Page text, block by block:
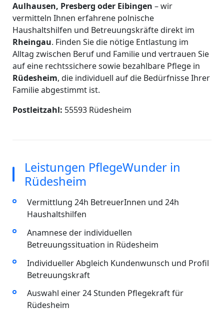
Aulhausen, Presberg oder Eibingen – wir
vermitteln Ihnen erfahrene polnische
Haushaltshilfen und Betreuungskräfte direkt im
Rheingau. Finden Sie die nötige Entlastung im
Alltag zwischen Beruf und Familie und vertrauen Sie
auf eine rechtssichere sowie bezahlbare Pflege in
Rüdesheim, die individuell auf die Bedürfnisse Ihrer
Familie abgestimmt ist.
Postleitzahl: 55593 Rüdesheim
Leistungen PflegeWunder in
Rüdesheim
Vermittlung 24h BetreuerInnen und 24h
Haushaltshilfen
Anamnese der individuellen
Betreuungssituation in Rüdesheim
Individueller Abgleich Kundenwunsch und Profil
Betreuungskraft
Auswahl einer 24 Stunden Pflegekraft für
Rüdesheim